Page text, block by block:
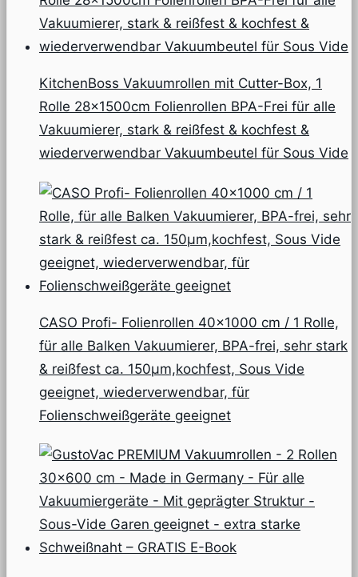
KitchenBoss Vakuumrollen mit Cutter-Box, 1
Rolle 28x1500cm Folienrollen BPA-Frei für alle
Vakuumierer, stark & reißfest & kochfest &
wiederverwendbar Vakuumbeutel für Sous Vide
CASO Profi- Folienrollen 40×1000 cm / 1 Rolle,
für alle Balken Vakuumierer, BPA-frei, sehr stark
& reißfest ca. 150µm,kochfest, Sous Vide
geeignet, wiederverwendbar, für
Folienschweißgeräte geeignet